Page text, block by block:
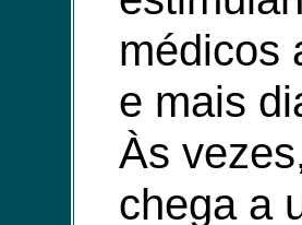
médicos
e mais
Às
chega a